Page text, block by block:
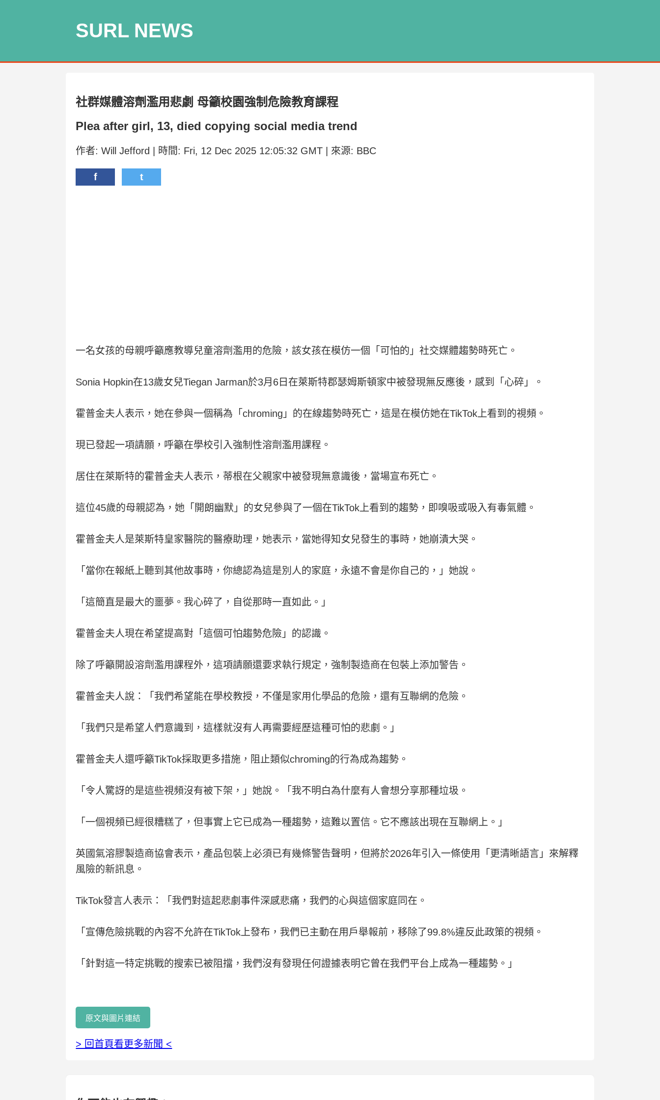
SURL NEWS
社群媒體溶劑濫用悲劇 母籲校園強制危險教育課程
Plea after girl, 13, died copying social media trend
作者: Will Jefford | 時間: Fri, 12 Dec 2025 12:05:32 GMT | 來源: BBC
f t
一名女孩的母親呼籲應教導兒童溶劑濫用的危險，該女孩在模仿一個「可怕的」社交媒體趨勢時死亡。
Sonia Hopkin在13歲女兒Tiegan Jarman於3月6日在萊斯特郡瑟姆斯頓家中被發現無反應後，感到「心碎」。
霍普金夫人表示，她在參與一個稱為「chroming」的在線趨勢時死亡，這是在模仿她在TikTok上看到的視頻。
現已發起一項請願，呼籲在學校引入強制性溶劑濫用課程。
居住在萊斯特的霍普金夫人表示，蒂根在父親家中被發現無意識後，當場宣布死亡。
這位45歲的母親認為，她「開朗幽默」的女兒參與了一個在TikTok上看到的趨勢，即嗅吸或吸入有毒氣體。
霍普金夫人是萊斯特皇家醫院的醫療助理，她表示，當她得知女兒發生的事時，她崩潰大哭。
「當你在報紙上聽到其他故事時，你總認為這是別人的家庭，永遠不會是你自己的，」她說。
「這簡直是最大的噩夢。我心碎了，自從那時一直如此。」
霍普金夫人現在希望提高對「這個可怕趨勢危險」的認識。
除了呼籲開設溶劑濫用課程外，這項請願還要求執行規定，強制製造商在包裝上添加警告。
霍普金夫人說：「我們希望能在學校教授，不僅是家用化學品的危險，還有互聯網的危險。
「我們只是希望人們意識到，這樣就沒有人再需要經歷這種可怕的悲劇。」
霍普金夫人還呼籲TikTok採取更多措施，阻止類似chroming的行為成為趨勢。
「令人驚訝的是這些視頻沒有被下架，」她說。「我不明白為什麼有人會想分享那種垃圾。
「一個視頻已經很糟糕了，但事實上它已成為一種趨勢，這難以置信。它不應該出現在互聯網上。」
英國氣溶膠製造商協會表示，產品包裝上必須已有幾條警告聲明，但將於2026年引入一條使用「更清晰語言」來解釋
風險的新訊息。
TikTok發言人表示：「我們對這起悲劇事件深感悲痛，我們的心與這個家庭同在。
「宣傳危險挑戰的內容不允許在TikTok上發布，我們已主動在用戶舉報前，移除了99.8%違反此政策的視頻。
「針對這一特定挑戰的搜索已被阻擋，我們沒有發現任何證據表明它曾在我們平台上成為一種趨勢。」
原文與圖片連結
> 回首頁看更多新聞 <